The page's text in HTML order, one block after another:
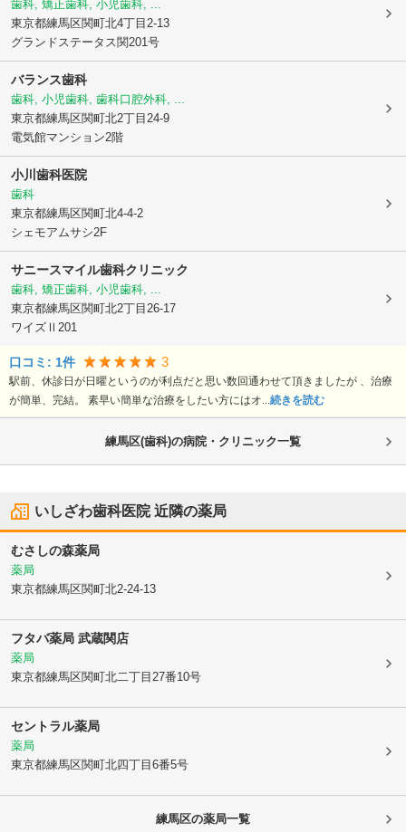
歯科, 矯正歯科, 小児歯科, ...
東京都練馬区関町北4丁目2-13
グランドステータス関201号
バランス歯科
歯科, 小児歯科, 歯科口腔外科, ...
東京都練馬区関町北2丁目24-9
電気館マンション2階
小川歯科医院
歯科
東京都練馬区関町北4-4-2
シェモアムサシ2F
サニースマイル歯科クリニック
歯科, 矯正歯科, 小児歯科, ...
東京都練馬区関町北2丁目26-17
ワイズⅡ201
口コミ: 1件 3
駅前、休診日が日曜というのが利点だと思い数回通わせて頂きましたが 、治療
が簡単、完結。 素早い簡単な治療をしたい方にはオ... 続きを読む
練馬区(歯科)の病院・クリニック一覧
いしざわ歯科医院近隣の薬局
むさしの森薬局
薬局
東京都練馬区関町北2-24-13
フタバ薬局 武蔵関店
薬局
東京都練馬区関町北二丁目27番10号
セントラル薬局
薬局
東京都練馬区関町北四丁目6番5号
練馬区の薬局一覧